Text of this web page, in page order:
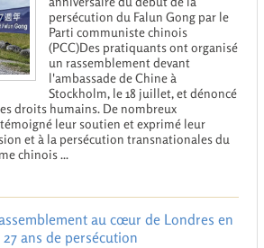
persécution du Falun Gong par le
Parti communiste chinois
(PCC)Des pratiquants ont organisé
un rassemblement devant
l'ambassade de Chine à
Stockholm, le 18 juillet, et dénoncé
droits humains. De nombreux
leur soutien et exprimé leur
et à la persécution transnationales du
chinois ...
au cœur de Londres en
ans de persécution